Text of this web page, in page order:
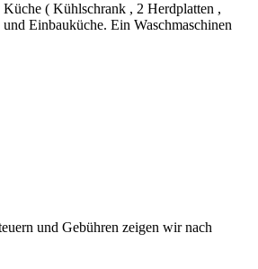
( Kühlschrank , 2 Herdplatten ,
Einbauküche. Ein Waschmaschinen
und Gebühren zeigen wir nach